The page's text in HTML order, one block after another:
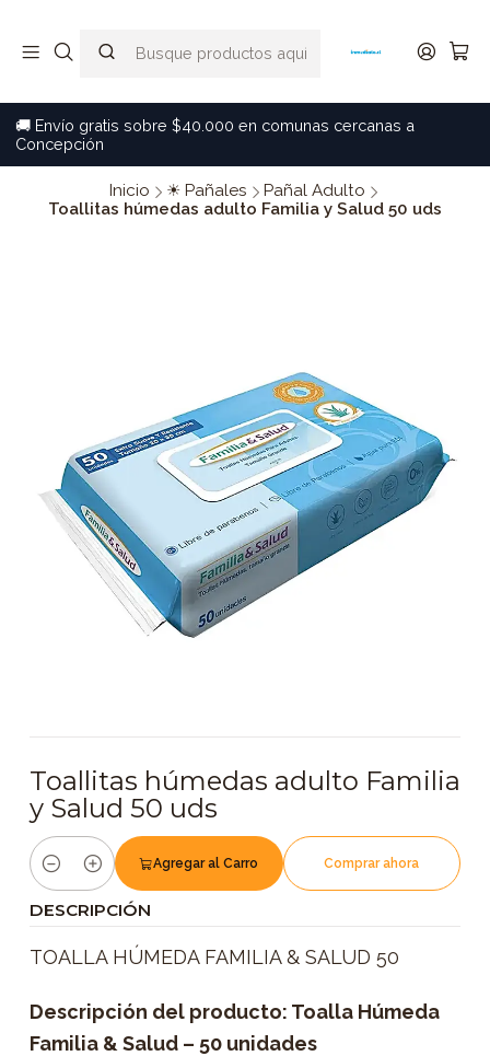
🚚 Envío gratis sobre $40.000 en comunas cercanas a
Concepción
Inicio ☀ Pañales
Pañal Adulto
Toallitas húmedas adulto Familia y Salud 50 uds
Toallitas húmedas adulto Familia
y Salud 50 uds
Cantidad
Agregar al Carro Comprar ahora
DESCRIPCIÓN
TOALLA HÚMEDA FAMILIA & SALUD 50
Descripción del producto: Toalla Húmeda
Familia & Salud – 50 unidades